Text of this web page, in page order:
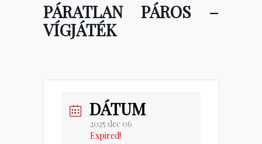
PÁRATLAN PÁROS –
VÍGJÁTÉK
DÁTUM
2025 dec 06
Expired!